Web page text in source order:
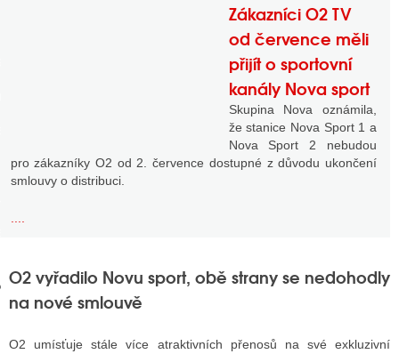
Zákazníci O2 TV
od července měli
přijít o sportovní
kanály Nova sport
Skupina Nova oznámila,
že stanice Nova Sport 1 a
Nova Sport 2 nebudou
pro zákazníky O2 od 2. července dostupné z důvodu ukončení
smlouvy o distribuci.
O2 vyřadilo Novu sport, obě strany se nedohodly
na nové smlouvě
O2 umísťuje stále více atraktivních přenosů na své exkluzivní